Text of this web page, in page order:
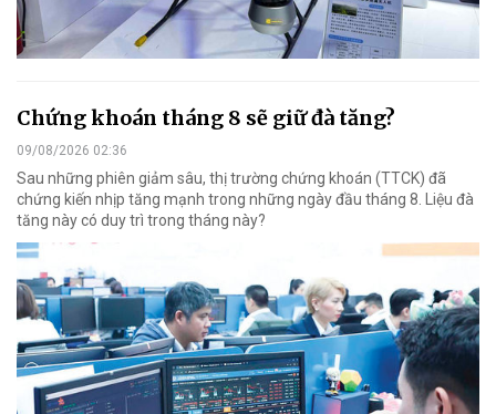
Chứng khoán tháng 8 sẽ giữ đà tăng?
09/08/2026 02:36
Sau những phiên giảm sâu, thị trường chứng khoán (TTCK) đã
chứng kiến nhịp tăng mạnh trong những ngày đầu tháng 8. Liệu đà
tăng này có duy trì trong tháng này?